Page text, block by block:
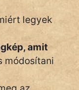
legyek
amit
módosítani